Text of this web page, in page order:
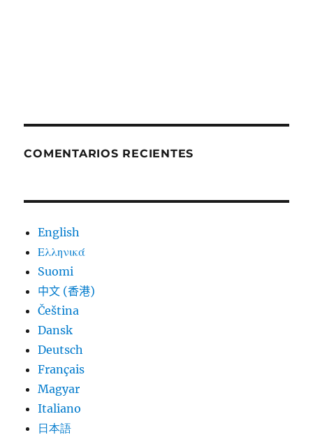
COMENTARIOS RECIENTES
English
Ελληνικά
Suomi
中文 (香港)
Čeština
Dansk
Deutsch
Français
Magyar
Italiano
日本語